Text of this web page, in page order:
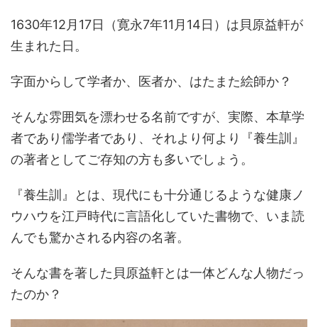
1630年12月17日（寛永7年11月14日）は貝原益軒が
生まれた日。
字面からして学者か、医者か、はたまた絵師か？
そんな雰囲気を漂わせる名前ですが、実際、本草学
者であり儒学者であり、それより何より『養生訓』
の著者としてご存知の方も多いでしょう。
『養生訓』とは、現代にも十分通じるような健康ノ
ウハウを江戸時代に言語化していた書物で、いま読
んでも驚かされる内容の名著。
そんな書を著した貝原益軒とは一体どんな人物だっ
たのか？